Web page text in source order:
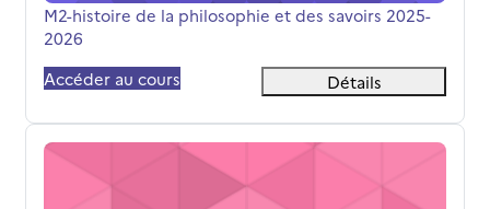
Nom du cours
M2-histoire de la philosophie et des savoirs 2025-
2026
Accéder au cours
Détails
M2S4 Radica 25-26 Qu’est-ce que la philosophie du